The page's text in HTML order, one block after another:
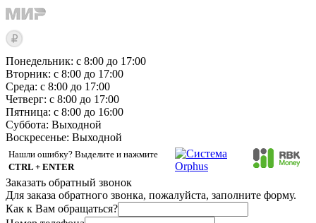
Понедельник: с 8:00 до 17:00
Вторник: с 8:00 до 17:00
Среда: с 8:00 до 17:00
Четверг: с 8:00 до 17:00
Пятница: с 8:00 до 16:00
Суббота: Выходной
Воскресенье: Выходной
Нашли ошибку? Выделите и нажмите
CTRL + ENTER
Заказать обратный звонок
Для заказа обратного звонка, пожалуйста, заполните форму.
Как к Вам обращаться?